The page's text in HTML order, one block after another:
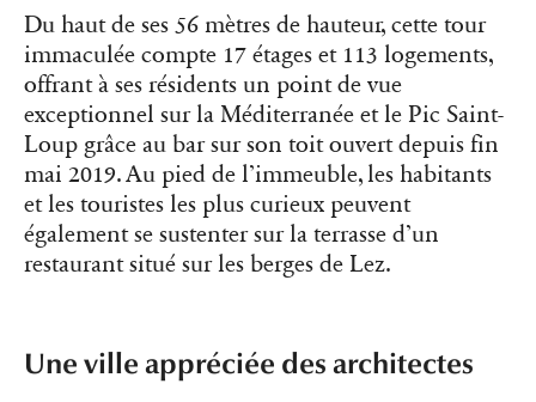
Du haut de ses 56 mètres de hauteur, cette tour
immaculée compte 17 étages et 113 logements,
offrant à ses résidents un point de vue
exceptionnel sur la Méditerranée et le Pic Saint-
Loup grâce au bar sur son toit ouvert depuis fin
mai 2019. Au pied de l’immeuble, les habitants
et les touristes les plus curieux peuvent
également se sustenter sur la terrasse d’un
restaurant situé sur les berges de Lez.
Une ville appréciée des architectes